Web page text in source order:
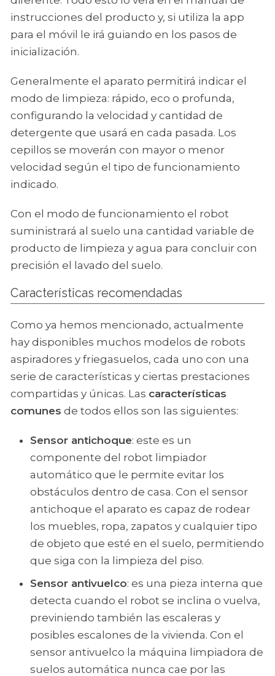
instrucciones del producto y, si utiliza la app
para el móvil le irá guiando en los pasos de
inicialización.
Generalmente el aparato permitirá indicar el
modo de limpieza: rápido, eco o profunda,
configurando la velocidad y cantidad de
detergente que usará en cada pasada. Los
cepillos se moverán con mayor o menor
velocidad según el tipo de funcionamiento
indicado.
Con el modo de funcionamiento el robot
suministrará al suelo una cantidad variable de
producto de limpieza y agua para concluir con
precisión el lavado del suelo.
Características recomendadas
Como ya hemos mencionado, actualmente
hay disponibles muchos modelos de robots
aspiradores y friegasuelos, cada uno con una
serie de características y ciertas prestaciones
compartidas y únicas. Las características
comunes de todos ellos son las siguientes:
Sensor antichoque: este es un
componente del robot limpiador
automático que le permite evitar los
obstáculos dentro de casa. Con el sensor
antichoque el aparato es capaz de rodear
los muebles, ropa, zapatos y cualquier tipo
de objeto que esté en el suelo, permitiendo
que siga con la limpieza del piso.
Sensor antivuelco: es una pieza interna que
detecta cuando el robot se inclina o vuelva,
previniendo también las escaleras y
posibles escalones de la vivienda. Con el
sensor antivuelco la máquina limpiadora de
suelos automática nunca cae por las